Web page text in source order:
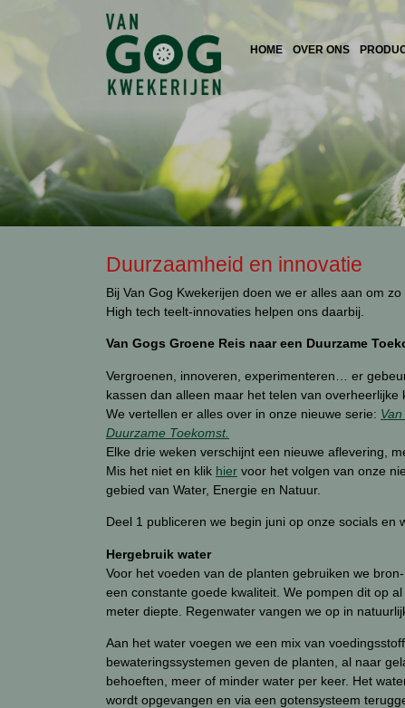
HOME OVER ONS
Duurzaamheid en innovatie
Bij Van Gog Kwekerijen doen we er alles aan om
High tech teelt-innovaties helpen ons daarbij.
Van Gogs Groene Reis naar een Duurzame
Vergroenen, innoveren, experimenteren… er
kassen dan alleen maar het telen van overheerlijke
We vertellen er alles over in onze nieuwe serie:
Duurzame Toekomst.
Elke drie weken verschijnt een nieuwe aflevering,
Mis het niet en klik hier voor het volgen van onze
gebied van Water, Energie en Natuur.
Deel 1 publiceren we begin juni op onze socials en
Hergebruik water
Voor het voeden van de planten gebruiken we
een constante goede kwaliteit. We pompen dit op
meter diepte. Regenwater vangen we op in
Aan het water voegen we een mix van
bewateringssystemen geven de planten, al naar
behoeften, meer of minder water per keer. Het
wordt opgevangen en via een gotensysteem